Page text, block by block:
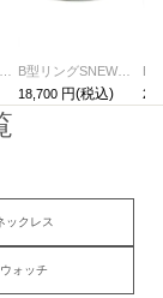
（血液型）-シルバー
B型リングSNEWTYPE（血液型）-シルバー/指輪
18,700
ックレス
ォッチ